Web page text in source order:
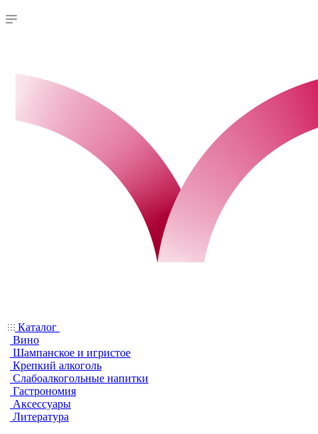
Каталог
Вино
Шампанское и игристое
Крепкий алкоголь
Слабоалкогольные напитки
Гастрономия
Аксессуары
Литература